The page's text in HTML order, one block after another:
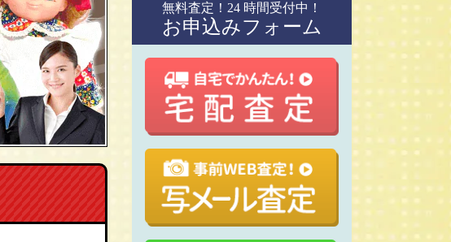
無料査定！24 時間受付中！
お申込みフォーム